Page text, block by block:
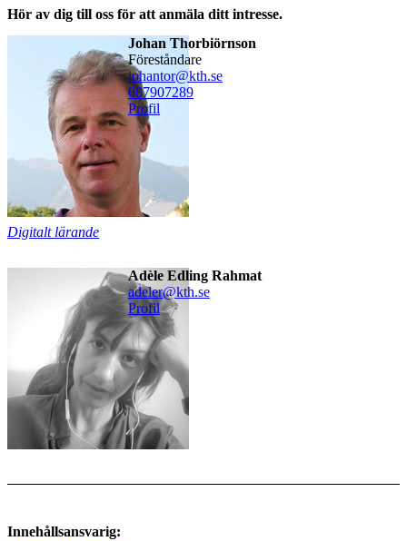
Hör av dig till oss för att anmäla ditt intresse.
Johan Thorbiörnson
föreståndare
johantor@kth.se
087907289
Profil
Digitalt lärande
Adèle Edling Rahmat
adeler@kth.se
Profil
Innehållsansvarig: